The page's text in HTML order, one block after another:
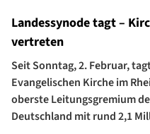
Landessynode tagt –
vertreten
Seit Sonntag, 2. Februar,
Evangelischen Kirche im
oberste Leitungsgremium
Deutschland mit rund 2,1